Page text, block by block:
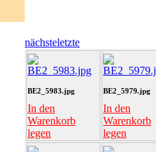
nächsteletzte
BE2_5983.jpg
In den
Warenkorb
legen
BE2_5979.jpg
In den
Warenkorb
legen